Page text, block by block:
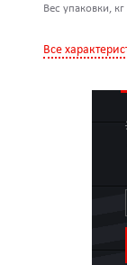
Вес упаковки, кг
Все